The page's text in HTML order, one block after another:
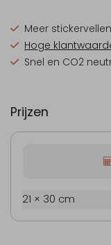
Meer
Hoge
Snel en CO2
Prijzen
21 × 30 cm